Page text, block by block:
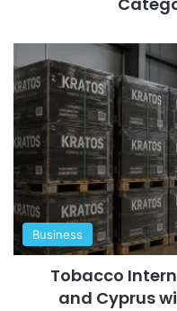
Business
Tobacco
and Cyprus